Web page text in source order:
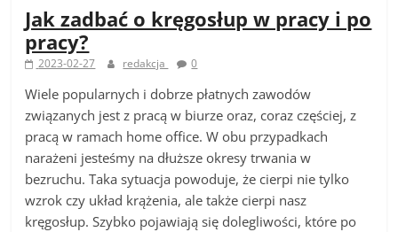
Jak zadbać o kręgosłup w pracy i po
pracy?
2023-02-27 redakcja 0
Wiele popularnych i dobrze płatnych zawodów
związanych jest z pracą w biurze oraz, coraz częściej, z
pracą w ramach home office. W obu przypadkach
narażeni jesteśmy na dłuższe okresy trwania w
bezruchu. Taka sytuacja powoduje, że cierpi nie tylko
wzrok czy układ krążenia, ale także cierpi nasz
kręgosłup. Szybko pojawiają się dolegliwości, które po